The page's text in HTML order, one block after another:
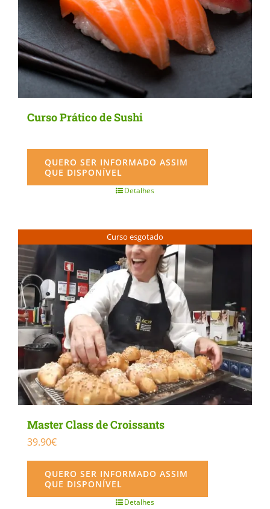
Curso Prático de Sushi
QUERO SER INFORMADO ASSIM
QUE DISPONÍVEL
Detalhes
Curso esgotado
Master Class de Croissants
39.90€
QUERO SER INFORMADO ASSIM
QUE DISPONÍVEL
Detalhes